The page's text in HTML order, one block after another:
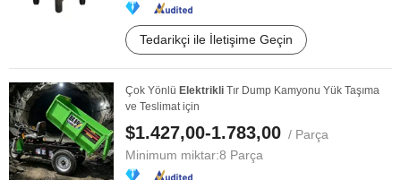
Tedarikçi ile İletişime Geçin
Çok Yönlü Elektrikli Tır Dump Kamyonu Yük Taşıma
ve Teslimat için
$1.427,00-1.783,00 / Parça
Minimum miktar:8 Parça